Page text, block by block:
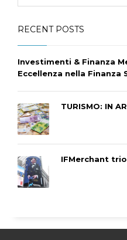
RECENT POSTS
Investimenti & Finanza
Eccellenza nella Finanza
TURISMO: IN
IFMerchant